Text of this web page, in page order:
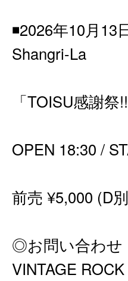
◾️2026年10月13
Shangri-La
「TOISU感謝祭
OPEN 18:30 /
前売 ¥5,000 (D
◎お問い合わせ
VINTAGE